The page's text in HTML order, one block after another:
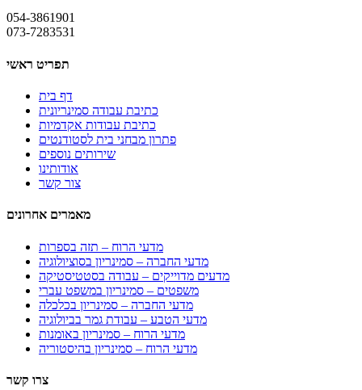
054-3861901
073-7283531
תפריט ראשי
דף בית
כתיבת עבודה סמינריונית
כתיבת עבודות אקדמיות
פתרון מבחני בית לסטודנטים
שירותים נוספים
אודותינו
צור קשר
מאמרים אחרונים
מדעי הרוח – תזה בספרות
מדעי החברה – סמינריון בסוציולוגיה
מדעים מדוייקים – עבודה בסטטיסטיקה
משפטים – סמינריון במשפט עברי
מדעי החברה – סמינריון בכלכלה
מדעי הטבע – עבודת גמר בביולוגיה
מדעי הרוח – סמינריון באומנות
מדעי הרוח – סמינריון בהיסטוריה
צרו קשר